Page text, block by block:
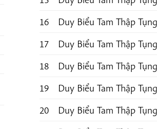
16
Duy Biểu Tam Thập Tụng
17
Duy Biểu Tam Thập Tụng
18
Duy Biểu Tam Thập Tụng
19
Duy Biểu Tam Thập Tụng
20
Duy Biểu Tam Thập Tụng